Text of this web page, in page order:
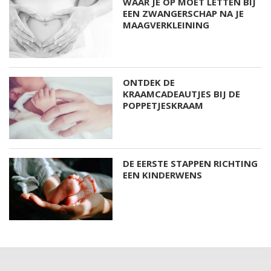
EEN ZWANGERSCHAP NA JE
MAAGVERKLEINING
ONTDEK DE
KRAAMCADEAUTJES BIJ DE
POPPETJESKRAAM
DE EERSTE STAPPEN RICHTING
EEN KINDERWENS